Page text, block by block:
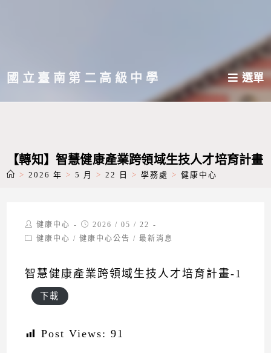
主國立臺南第二高級中學 選單
【轉知】智慧健康產業跨領域生技人才培育計畫
> 2026 年 > 5 月 > 22 日 > 學務處 > 健康中心
Post
author:
健康中心
Post
published:
2026 / 05 / 22
Post健康中心 / 健康中心公告 / 最新消息
智慧健康產業跨領域生技人才培育計畫-1
下載
Post Views: 91